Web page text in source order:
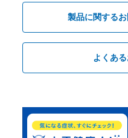
製品に関する
よくあ